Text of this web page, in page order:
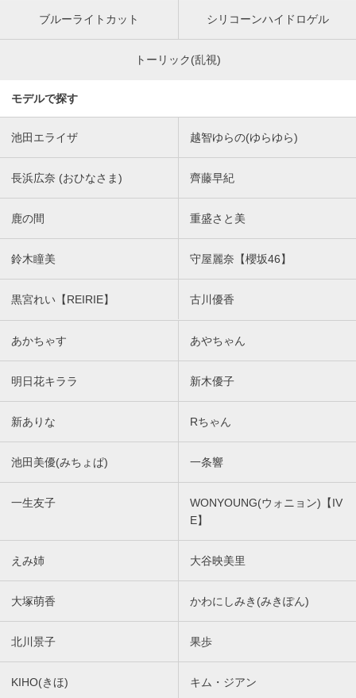
ブルーライトカット シリコーンハイドロゲル
トーリック(乱視)
モデルで探す
池田エライザ 越智ゆらの(ゆらゆら)
長浜広奈 (おひなさま) 齊藤早紀
鹿の間 重盛さと美
鈴木瞳美 守屋麗奈【櫻坂46】
黒宮れい【REIRIE】 古川優香
あかちゃす あやちゃん
明日花キララ 新木優子
新ありな Rちゃん
池田美優(みちょぱ) 一条響
一生友子
WONYOUNG(ウォニョン)【IV
E】
えみ姉 大谷映美里
大塚萌香 かわにしみき(みきぽん)
北川景子 果歩
KIHO(きほ) キム・ジアン